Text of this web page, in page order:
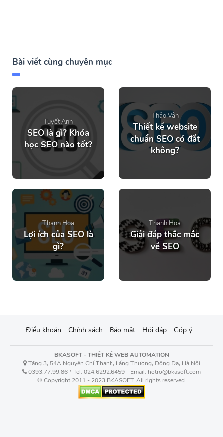
Bài viết cùng chuyên mục
Tuyết Anh
SEO là gì? Khóa
học SEO nào tốt?
Thảo Vân
Thiết kế website
chuẩn SEO có đắt
không?
Thanh Hoa
Lợi ích của SEO là
gì?
Thanh Hoa
Giải đáp thắc mắc
về SEO
Điều khoản Chính sách Bảo mật Hỏi đáp Góp ý
BKASOFT - THIẾT KẾ WEB AUTOMATION
Tầng 3, 54A Nguyễn Chí Thanh, Láng Thượng, Đống Đa, Hà Nội
0393.77.99.86 * Tel: 024.6292.6459 - Email: hotro@bkasoft.com
© Copyright 2011 - 2023 BKASOFT. All rights reserved.